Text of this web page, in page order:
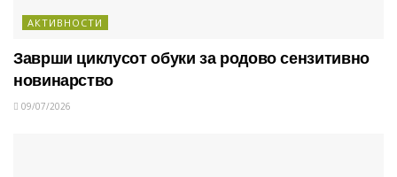
АКТИВНОСТИ
Заврши циклусот обуки за родово сензитивно
новинарство
09/07/2026